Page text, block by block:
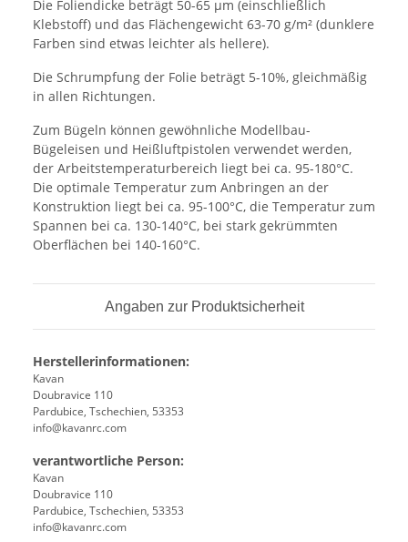
Die Foliendicke beträgt 50-65 µm (einschließlich
Klebstoff) und das Flächengewicht 63-70 g/m² (dunklere
Farben sind etwas leichter als hellere).
Die Schrumpfung der Folie beträgt 5-10%, gleichmäßig
in allen Richtungen.
Zum Bügeln können gewöhnliche Modellbau-
Bügeleisen und Heißluftpistolen verwendet werden,
der Arbeitstemperaturbereich liegt bei ca. 95-180°C.
Die optimale Temperatur zum Anbringen an der
Konstruktion liegt bei ca. 95-100°C, die Temperatur zum
Spannen bei ca. 130-140°C, bei stark gekrümmten
Oberflächen bei 140-160°C.
Angaben zur Produktsicherheit
Herstellerinformationen:
Kavan
Doubravice 110
Pardubice, Tschechien, 53353
info@kavanrc.com
verantwortliche Person:
Kavan
Doubravice 110
Pardubice, Tschechien, 53353
info@kavanrc.com